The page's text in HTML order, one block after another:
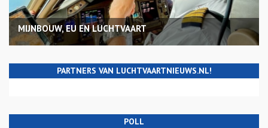
MIJNBOUW, EU EN LUCHTVAART
PARTNERS VAN LUCHTVAARTNIEUWS.NL!
POLL